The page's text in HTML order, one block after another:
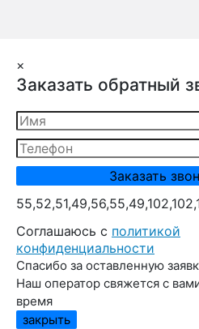
×
Заказать обратный
Cоглашаюсь с политикой
конфиденциальности
Спасибо за оставленную
Наш оператор свяжется с
время
закрыть